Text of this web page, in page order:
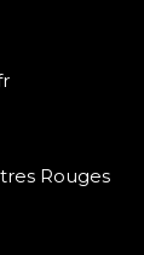
Rouges